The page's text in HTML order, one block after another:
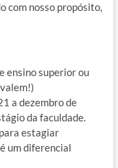
com nosso propósito,
ensino superior ou
a dezembro de
da faculdade.
estagiar
um diferencial